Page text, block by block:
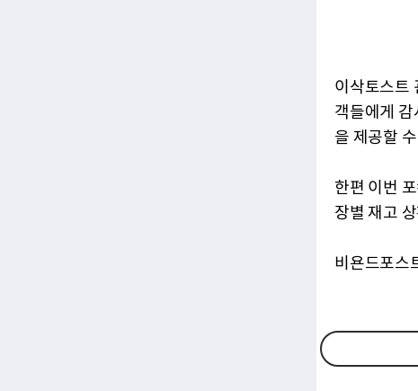
이삭토스트
객들에게 감
을 제공할
한편 이번
장별 재고
비욘드포